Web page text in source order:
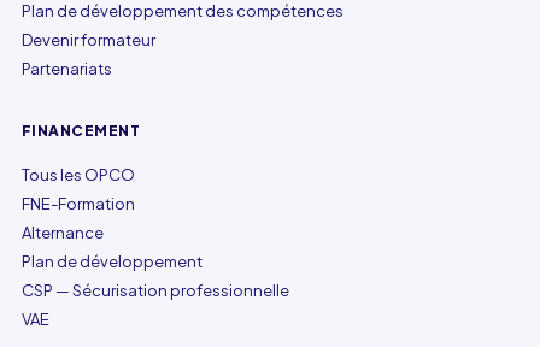
Plan de développement des compétences
Devenir formateur
Partenariats
FINANCEMENT
Tous les OPCO
FNE-Formation
Alternance
Plan de développement
CSP — Sécurisation professionnelle
VAE